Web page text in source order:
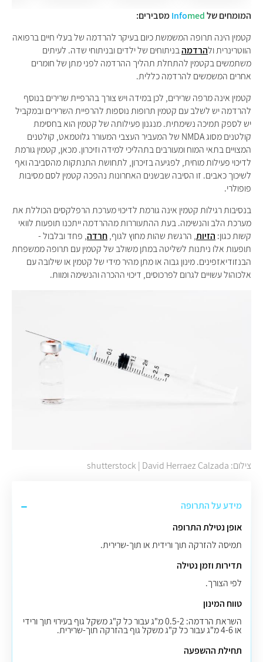
המומחים של Infomed
מסבירים:
קטמין הינה תרופה המשמשת כיום בעיקר להרדמה של בעלי חיים ברפואה
הווטרינרית ולהרדמהבניתוחים של ילדים ובניתוחי שדה. לעיתים
משתמשים בקטמין להתחלת תהליך ההרדמה לפני מתן של חומרים
אחרים המשמשים להרדמה כללית.
קטמין אינה מרפה שרירים, לכן במידה ויש צורך בהרפיית שרירים בנוסף
להרדמה יש לשלב עם קטמין תרופות נוספות להרפיית השרירים ובמקביל
יש לספק תמיכה נשימתית. מנגנון פעילותה של קטמין הוא בחסימת
קולטנים מסוג NMDA של המעביר העצבי המעורר גלוטמאט, קולטנים
המצויים בתאי המוח ומעורבים בתהליכי למידה וזיכרון. מכאן, קטמין גורמת
לדיכוי פעילות מוחית, לפגיעה בזיכרון, לתחושת התנתקות מהסביבה ואף
לשיכוך כאבים. זו הסיבה שבשנים האחרונות נהפכה קטמין לסם מסיבות
פופולרי.
בנסיבות רגילות קטמין אינה גורמת לדיכוי מערכת הרפלקסים הכוללת את
מערכת הלב והנשימה. בעת ההתעוררות מההרדמה ייתכנו תופעות לוואי
קשות כגון: הזיות, הרגשת שהות מחוץ לגוף,חרדה, פחד ובלבול -
תופעות אלו ניתנות לשליטה במתן משולב של קטמין עם תרופה ממשפחת
הבנזודיאזפינים. מינון גבוה או מתן מהיר מידי של קטמין או שילובה עם
אלכוהול עשויים לגרום לפרכוסים, דיכוי ההכרה והנשימה ומוות.
צילום: shutterstock | David Herraez Calzada
מידע על התרופה
אופן נטילת התרופה
תמיסה להזרקה תוך ורידית או תוך-שרירית.
תדירות וזמן נטילה
לפי הצורך.
טווח המינון
השראת הרדמה: 0.5-2 מ"ג עבור כל ק"ג משקל גוף בעירוי תוך ורידי
או 4-6 מ"ג עבור כל ק"ג משקל גוף בהזרקה תוך-שרירית.
תחילת ההשפעה